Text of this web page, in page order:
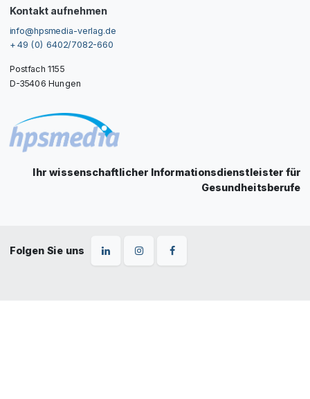
Kontakt aufnehmen
info@hpsmedia-verlag.de
+ 49 (0) 6402/7082-660
Postfach 1155
D-35406 Hungen
Ihr wissenschaftlicher Informationsdienstleister für
Gesundheitsberufe
Folgen Sie uns